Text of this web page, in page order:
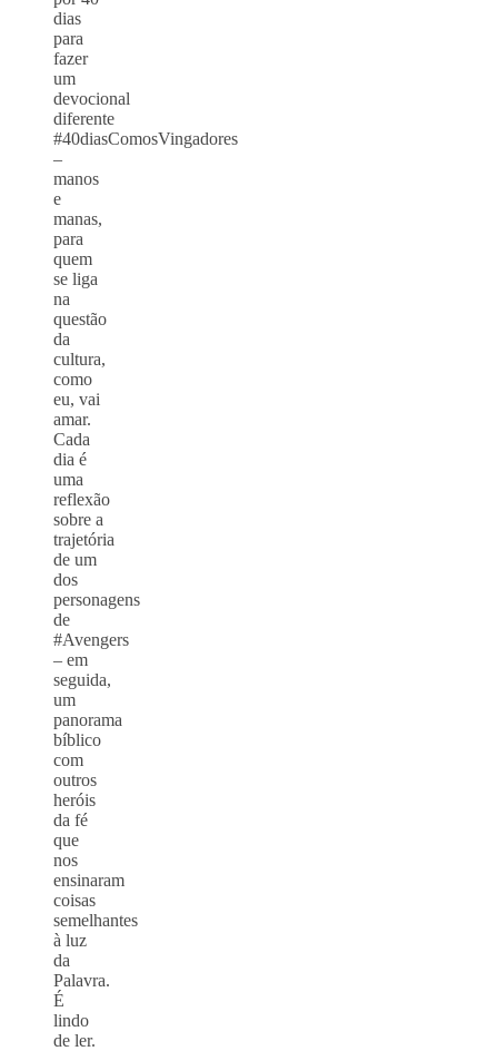
dias
para
fazer
um
devocional
diferente
#40diasComosVingadores
–
manos
e
manas,
para
quem
se liga
na
questão
da
cultura,
como
eu, vai
amar.
Cada
dia é
uma
reflexão
sobre a
trajetória
de um
dos
personagens
de
#Avengers
– em
seguida,
um
panorama
bíblico
com
outros
heróis
da fé
que
nos
ensinaram
coisas
semelhantes
à luz
da
Palavra.
É
lindo
de ler.